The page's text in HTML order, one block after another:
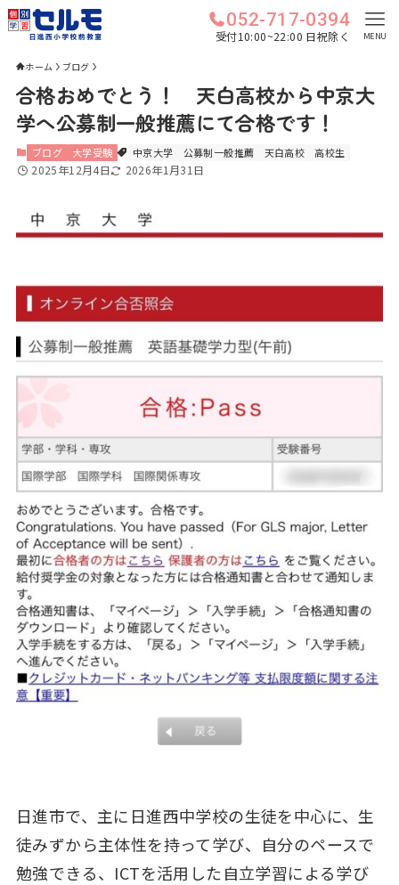
052-717-0394
受付10:00~22:00 日祝除く MENU
ホーム ブログ
合格おめでとう！ 天白高校から中京大
学へ公募制一般推薦にて合格です！
ブログ 大学受験 中京大学 公募制一般推薦 天白高校 高校生
2025年12月4日 2026年1月31日
日進市で、主に日進西中学校の生徒を中心に、生
徒みずから主体性を持って学び、自分のペースで
勉強できる、ICTを活用した自立学習による学び